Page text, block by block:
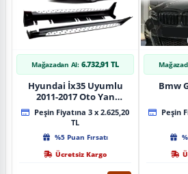
Mağazadan Al: 6.732,91 TL
Hyundai İx35 Uyumlu
2011-2017 Oto Yan
Basamak Koruma Side
Step Bmw Style
Peşin Fiyatına 3 x 2.625,20
TL
%5 Puan Fırsatı
Ücretsiz Kargo
Bmw
Peşin